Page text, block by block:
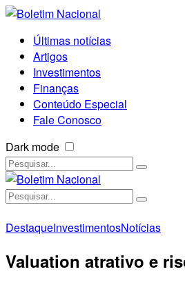
Últimas notícias
Artigos
Investimentos
Finanças
Conteúdo Especial
Fale Conosco
Dark mode
DestaqueInvestimentosNotícias
Valuation atrativo e